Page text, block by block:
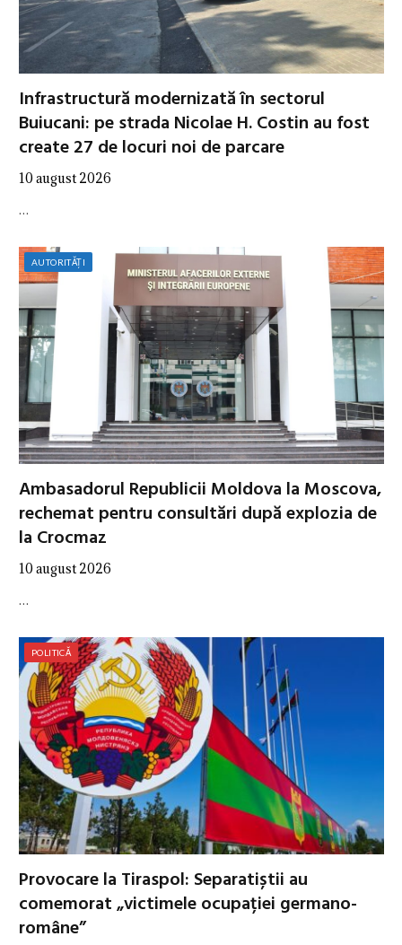
Infrastructură modernizată în sectorul
Buiucani: pe strada Nicolae H. Costin au fost
create 27 de locuri noi de parcare
10 august 2026
…
AUTORITĂȚI
Ambasadorul Republicii Moldova la Moscova,
rechemat pentru consultări după explozia de
la Crocmaz
10 august 2026
…
POLITICĂ
Provocare la Tiraspol: Separatiștii au
comemorat „victimele ocupației germano-
române”